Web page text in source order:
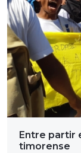
Entre partir
timorense